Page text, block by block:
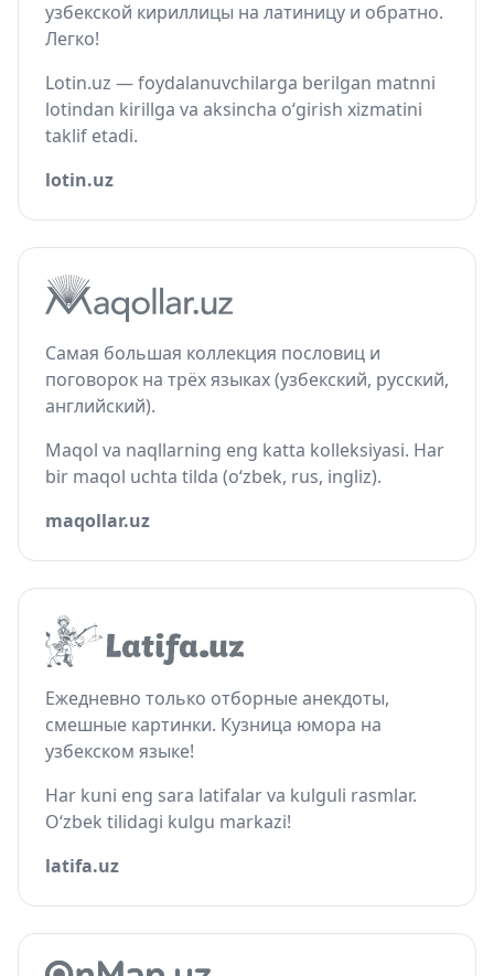
узбекской кириллицы на латиницу и обратно.
Легко!
Lotin.uz — foydalanuvchilarga berilgan matnni
lotindan kirillga va aksincha o‘girish xizmatini
taklif etadi.
lotin.uz
Самая большая коллекция пословиц и
поговорок на трёх языках (узбекский, русский,
английский).
Maqol va naqllarning eng katta kolleksiyasi. Har
bir maqol uchta tilda (o‘zbek, rus, ingliz).
maqollar.uz
Ежедневно только отборные анекдоты,
смешные картинки. Кузница юмора на
узбекском языке!
Har kuni eng sara latifalar va kulguli rasmlar.
O‘zbek tilidagi kulgu markazi!
latifa.uz